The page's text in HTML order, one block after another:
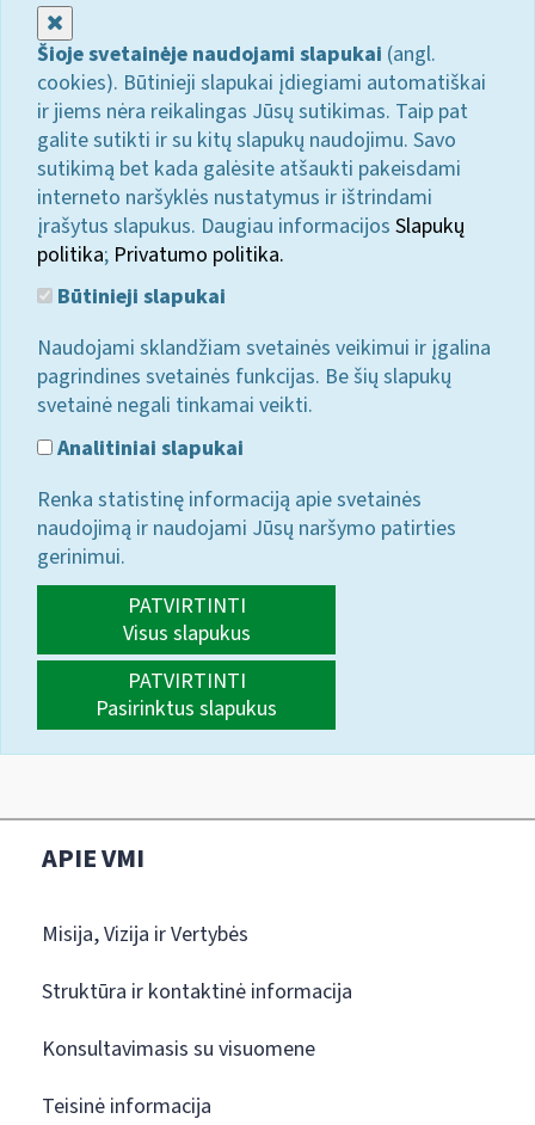
Šioje svetainėje naudojami slapukai (angl.
cookies). Būtinieji slapukai įdiegiami automatiškai
ir jiems nėra reikalingas Jūsų sutikimas. Taip pat
galite sutikti ir su kitų slapukų naudojimu. Savo
sutikimą bet kada galėsite atšaukti pakeisdami
interneto naršyklės nustatymus ir ištrindami
įrašytus slapukus. Daugiau informacijos Slapukų
politika; Privatumo politika.
Būtinieji slapukai
Naudojami sklandžiam svetainės veikimui ir įgalina
pagrindines svetainės funkcijas. Be šių slapukų
svetainė negali tinkamai veikti.
Analitiniai slapukai
Renka statistinę informaciją apie svetainės
naudojimą ir naudojami Jūsų naršymo patirties
gerinimui.
PATVIRTINTI
Visus slapukus
PATVIRTINTI
Pasirinktus slapukus
APIE VMI
Misija, Vizija ir Vertybės
Struktūra ir kontaktinė informacija
Konsultavimasis su visuomene
Teisinė informacija